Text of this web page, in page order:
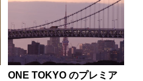
ONE TOKYO のプレミア